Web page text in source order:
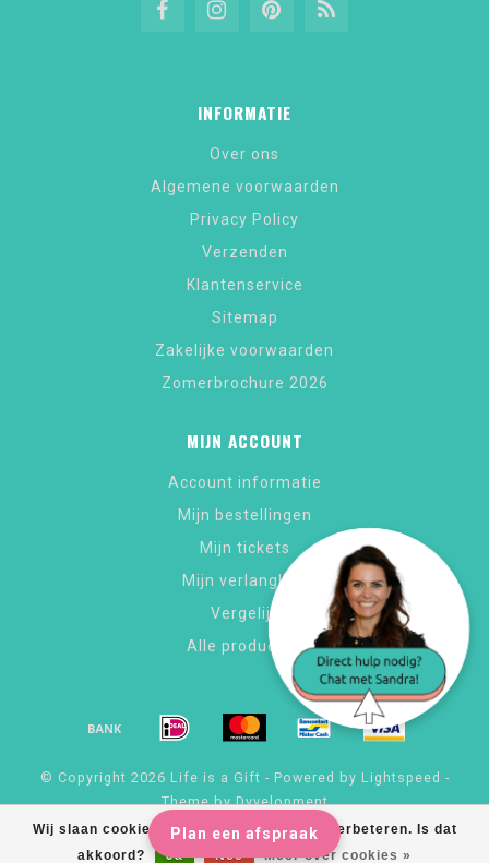
Wij slaan cookies op om onze website te verbeteren. Is dat
akkoord?
Ja Nee Meer over cookies »
INFORMATIE
Over ons
Algemene voorwaarden
Privacy Policy
Verzenden
Klantenservice
Sitemap
Zakelijke voorwaarden
Zomerbrochure 2026
MIJN ACCOUNT
Account informatie
Mijn bestellingen
Mijn tickets
Mijn verlanglijst
Vergelijk
Alle producten
© Copyright 2026 Life is a Gift - Powered by Lightspeed -
Theme byDyvelopment
Plan een afspraak